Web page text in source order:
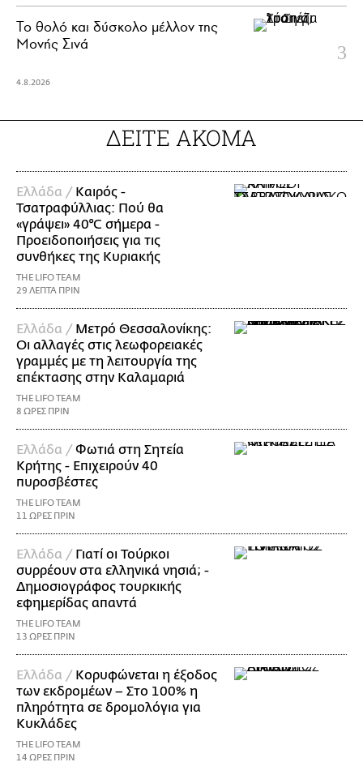
Το θολό και δύσκολο μέλλον της
Μονής Σινά
4.8.2026
ΔΕΙΤΕ ΑΚΟΜΑ
Ελλάδα / Καιρός -
Τσατραφύλλιας: Πού θα
«γράψει» 40°C σήμερα -
Προειδοποιήσεις για τις
συνθήκες της Κυριακής
THE LIFO TEAM
29 ΛΕΠΤΑ ΠΡΙΝ
Ελλάδα / Μετρό Θεσσαλονίκης:
Οι αλλαγές στις λεωφορειακές
γραμμές με τη λειτουργία της
επέκτασης στην Καλαμαριά
THE LIFO TEAM
8 ΩΡΕΣ ΠΡΙΝ
Ελλάδα /Φωτιά στη Σητεία
Κρήτης - Επιχειρούν 40
πυροσβέστες
THE LIFO TEAM
11 ΩΡΕΣ ΠΡΙΝ
Ελλάδα / Γιατί οι Τούρκοι
συρρέουν στα ελληνικά νησιά; -
Δημοσιογράφος τουρκικής
εφημερίδας απαντά
THE LIFO TEAM
13 ΩΡΕΣ ΠΡΙΝ
Ελλάδα / Κορυφώνεται η έξοδος
των εκδρομέων – Στο 100% η
πληρότητα σε δρομολόγια για
Κυκλάδες
THE LIFO TEAM
14 ΩΡΕΣ ΠΡΙΝ